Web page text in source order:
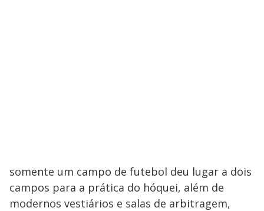
somente um campo de futebol deu lugar a dois
campos para a prática do hóquei, além de
modernos vestiários e salas de arbitragem,